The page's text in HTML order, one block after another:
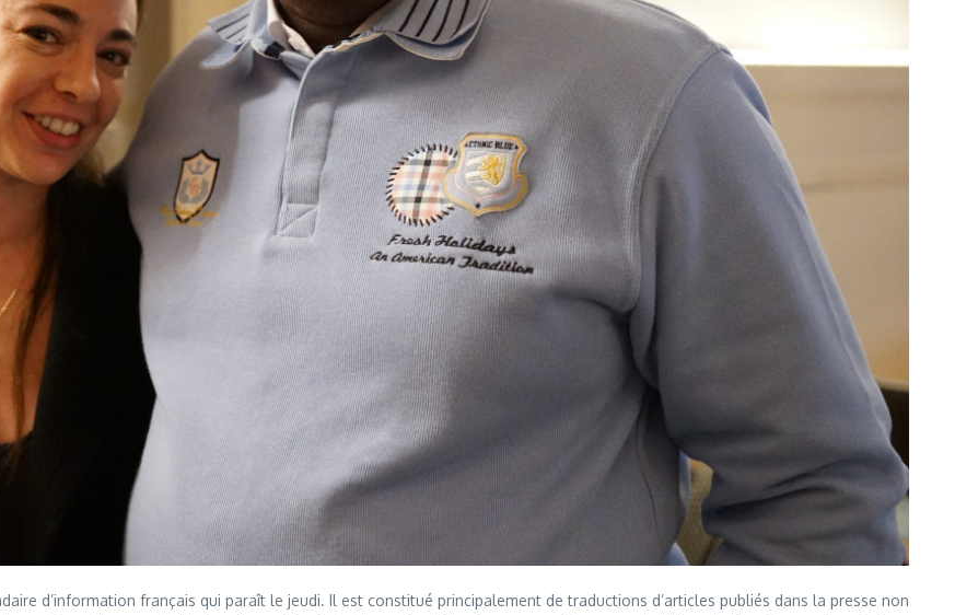
d’information français qui paraît le jeudi. Il est constitué principalement de traductions d’articles publiés dans la presse non